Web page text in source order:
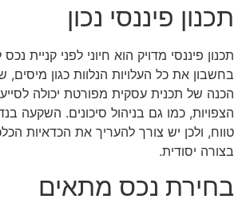
תכנון פיננסי נכון
תכנון פיננסי מדויק הוא חיוני לפני קניית
בחשבון את כל העלויות הנלוות כגון מיסים,
הכנה של תכנית עסקית מפורטת יכולה
הצפויות, כמו גם בניהול סיכונים. השקעה
טווח, ולכן יש צורך להעריך את הכדאיות
בצורה יסודית.
בחירת נכס מתאים